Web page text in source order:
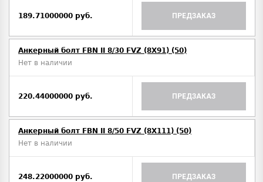
189.71000000 руб. ПРЕДЗАКАЗ
Анкерный болт FBN II 8/30 FVZ (8X91) (50)
Нет в наличии
220.44000000 руб. ПРЕДЗАКАЗ
Анкерный болт FBN II 8/50 FVZ (8X111) (50)
Нет в наличии
248.22000000 руб. ПРЕДЗАКАЗ